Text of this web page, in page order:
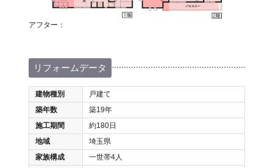
アフター：
リフォームデータ
建物種別
戸建て
築年数
築19年
施工期間
約180日
地域
埼玉県
家族構成
一世帯4人